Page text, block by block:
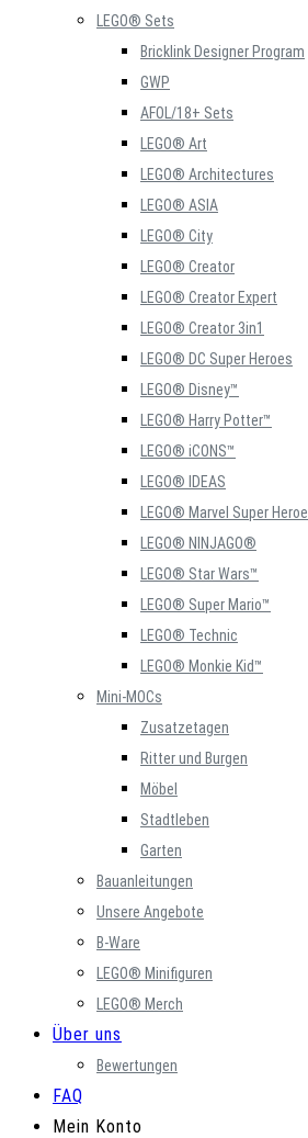
LEGO® Sets
Bricklink Designer Program
GWP
AFOL/18+ Sets
LEGO® Art
LEGO® Architectures
LEGO® ASIA
LEGO® City
LEGO® Creator
LEGO® Creator Expert
LEGO® Creator 3in1
LEGO® DC Super Heroes
LEGO® Disney™
LEGO® Harry Potter™
LEGO® iCONS™
LEGO® IDEAS
LEGO® Marvel Super
LEGO® NINJAGO®
LEGO® Star Wars™
LEGO® Super Mario™
LEGO® Technic
LEGO® Monkie Kid™
Mini-MOCs
Zusatzetagen
Ritter und Burgen
Möbel
Stadtleben
Garten
Bauanleitungen
Unsere Angebote
B-Ware
LEGO® Minifiguren
LEGO® Merch
Über uns
Bewertungen
FAQ
Mein Konto